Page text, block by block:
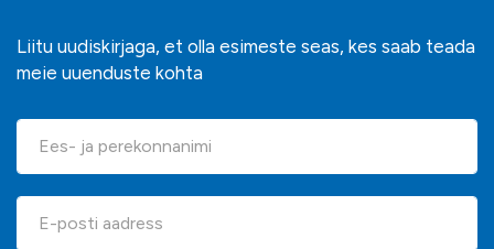
Liitu uudiskirjaga, et olla esimeste seas, kes saab teada
meie uuenduste kohta